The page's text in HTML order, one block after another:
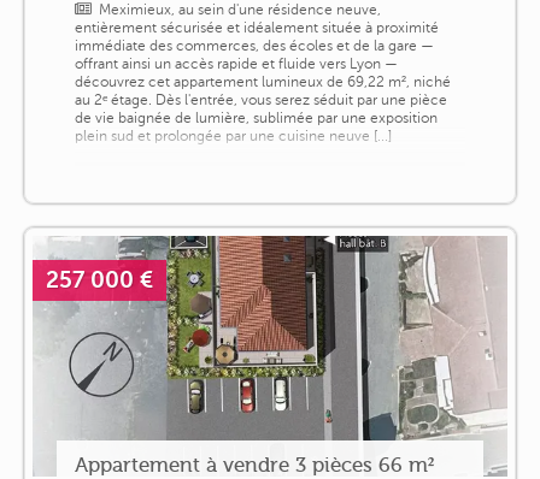
Meximieux, au sein d'une résidence neuve,
entièrement sécurisée et idéalement située à proximité
immédiate des commerces, des écoles et de la gare —
offrant ainsi un accès rapide et fluide vers Lyon —
découvrez cet appartement lumineux de 69,22 m², niché
au 2ᵉ étage. Dès l'entrée, vous serez séduit par une pièce
de vie baignée de lumière, sublimée par une exposition
plein sud et prolongée par une cuisine neuve [...]
257 000 €
Appartement à vendre 3 pièces 66 m²